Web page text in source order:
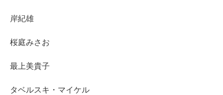
岸紀雄
桜庭みさお
最上美貴子
タベルスキ・マイケル